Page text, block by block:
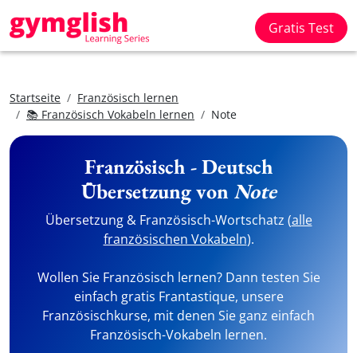
Gratis Test
Startseite
Französisch lernen
📚 Französisch Vokabeln lernen
Note
Französisch - Deutsch
Übersetzung von Note
Übersetzung & Französisch-Wortschatz (alle
französischen Vokabeln).
Wollen Sie Französisch lernen? Dann testen Sie
einfach gratis Frantastique, unsere
Französischkurse, mit denen Sie ganz einfach
Französisch-Vokabeln lernen.